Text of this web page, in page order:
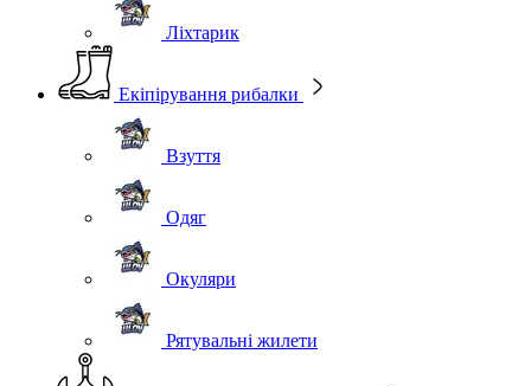
Ліхтарик
Екіпірування рибалки
Взуття
Одяг
Окуляри
Рятувальні жилети